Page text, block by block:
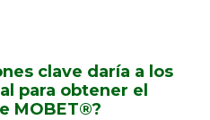
clave daría a los
para obtener el
MOBET®?